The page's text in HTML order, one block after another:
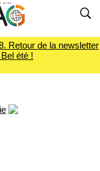
Retour de la newsletter
été !